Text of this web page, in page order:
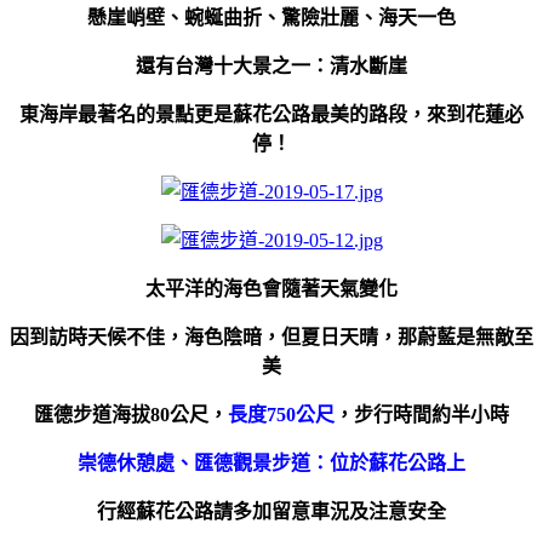
懸崖峭壁、蜿蜒曲折、驚險壯麗、海天一色
還有台灣十大景之一：清水斷崖
東海岸最著名的景點更是蘇花公路最美的路段，來到花蓮必
停！
太平洋的海色會隨著天氣變化
因到訪時天候不佳，海色陰暗，但夏日天晴，那蔚藍是無敵至
美
匯德步道海拔80公尺， 長度750公尺 ，步行時間約半小時
崇德休憩處、 匯德觀景步道 ：位於蘇花公路上
行經蘇花公路請多加留意車況及注意安全